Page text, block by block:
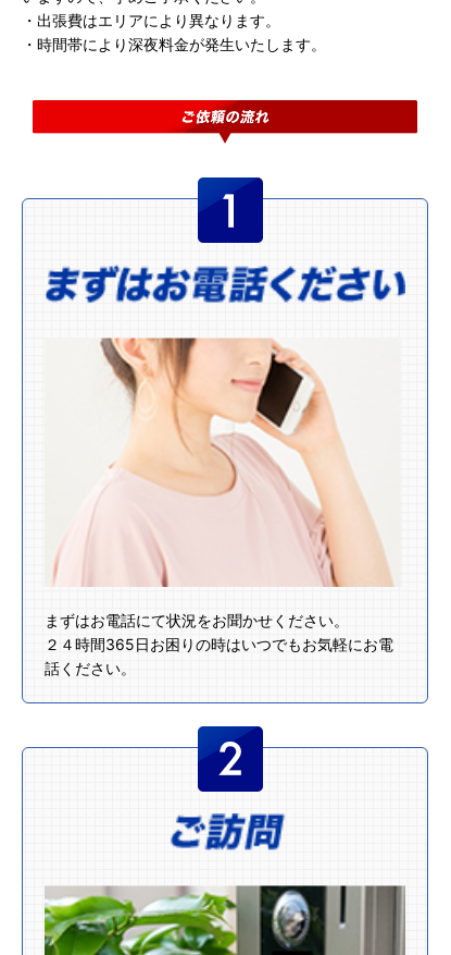
・出張費はエリアにより異なります。
・時間帯により深夜料金が発生いたします。
まずはお電話にて状況をお聞かせください。
２４時間365日お困りの時はいつでもお気軽にお電
話ください。